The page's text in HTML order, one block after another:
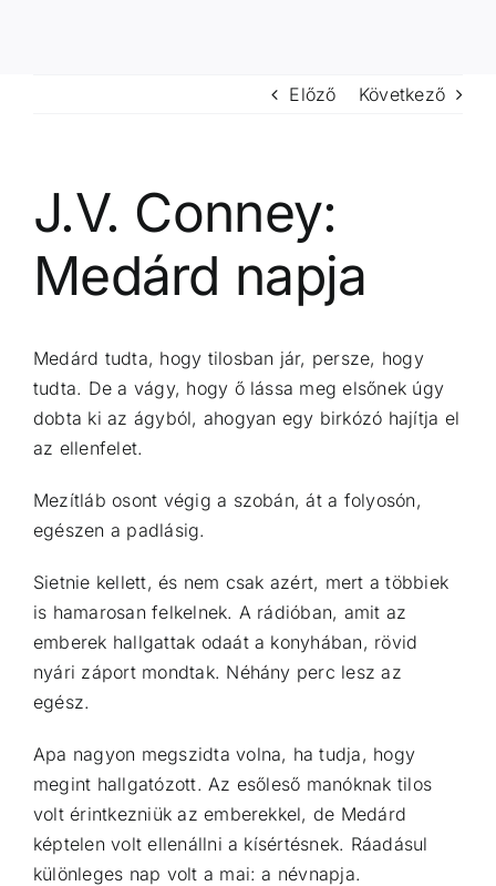
Előző Következő
J.V. Conney:
Medárd napja
Medárd tudta, hogy tilosban jár, persze, hogy
tudta. De a vágy, hogy ő lássa meg elsőnek úgy
dobta ki az ágyból, ahogyan egy birkózó hajítja el
az ellenfelet.
Mezítláb osont végig a szobán, át a folyosón,
egészen a padlásig.
Sietnie kellett, és nem csak azért, mert a többiek
is hamarosan felkelnek. A rádióban, amit az
emberek hallgattak odaát a konyhában, rövid
nyári záport mondtak. Néhány perc lesz az
egész.
Apa nagyon megszidta volna, ha tudja, hogy
megint hallgatózott. Az esőleső manóknak tilos
volt érintkezniük az emberekkel, de Medárd
képtelen volt ellenállni a kísértésnek. Ráadásul
különleges nap volt a mai: a névnapja.